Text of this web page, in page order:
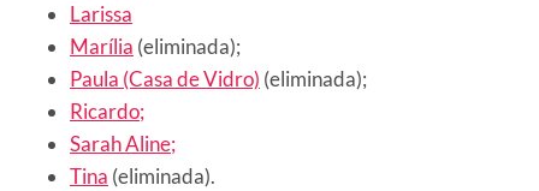
Larissa
Marília (eliminada);
Paula (Casa de Vidro) (eliminada);
Ricardo;
Sarah Aline;
Tina (eliminada).